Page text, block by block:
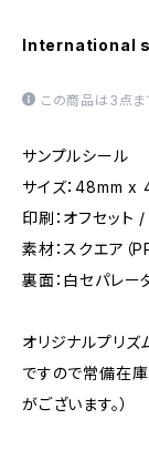
International
この商品は3点ま
サンプルシール
サイズ：48mm x
印刷：オフセッ
素材：スクエア（
裏面：白セパレー
オリジナルプリ
ですので常備在
がございます。）